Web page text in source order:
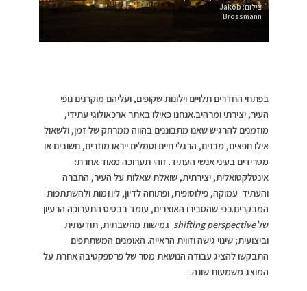
צילום: Jakob
Brossmann
בפתחי החדרים תלויים וילונות שקופים, ועליהם מוקרנים נופי
העיר, יצירתי ומרהיב.אנחנו כאילו באתר ארכאולוגי עתידי,
מוזמנים להרגיש שאנו מתבוננים בהווה ממרחק של זמן, ולשאול
אילו חפצים, מבנים, הרגלי חיים וסמלים ייראו מוזרים, חשובים או
מטרידים בעיני אנשי העתיד. זוהי תערוכה מאוד אחרת:
אינטלקטואלית, יצירתית, שואלת שאלות על העיר, החברה
והעתיד עמוקה, פילוסופית, ופתוחה לדיון, ליוזמות ולהשתתפות
המבקרים.כפי שהסבירו האוצרים, עומד בבסיס התערוכה הרעיון
שלshifting perspective גמישות מחשבתית, תודעתית
וביצועית; שינוי גישה וזווית הראייה. האומנים המשתתפים
התבקשו להציג עבודה הנושאת מסר של פרספקטיבה אחרת על
המוצג משמעות שונה.